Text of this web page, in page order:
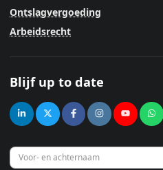
Ontslagvergoeding
Arbeidsrecht
Blijf up to date